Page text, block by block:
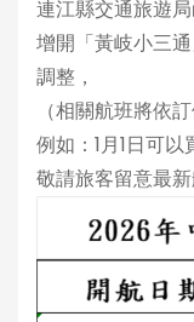
連江縣交通旅遊局
增開「黃岐小三
調整，
（相關航班將依
例如：1月1日可以
敬請旅客留意最